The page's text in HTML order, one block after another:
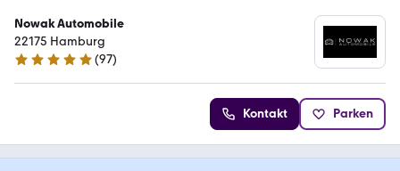
Nowak Automobile
22175 Hamburg
4.9 Sterne
(97)
Kontakt Parken